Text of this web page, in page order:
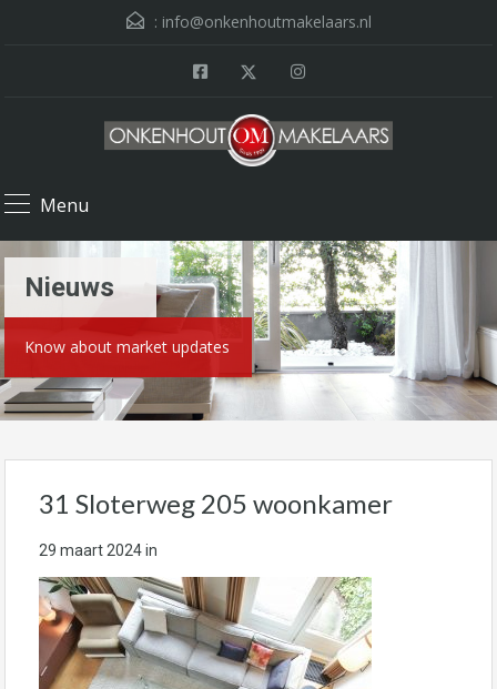
: info@onkenhoutmakelaars.nl
Menu
Nieuws
Know about market updates
31 Sloterweg 205 woonkamer
29 maart 2024in